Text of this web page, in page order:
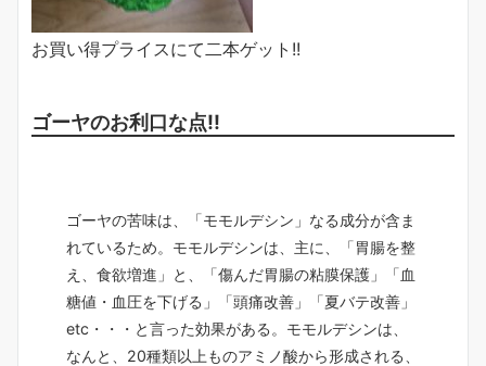
お買い得プライスにて二本ゲット!!
ゴーヤのお利口な点!!
ゴーヤの苦味は、「モモルデシン」なる成分が含ま
れているため。モモルデシンは、主に、「胃腸を整
え、食欲増進」と、「傷んだ胃腸の粘膜保護」「血
糖値・血圧を下げる」「頭痛改善」「夏バテ改善」
etc・・・と言った効果がある。モモルデシンは、
なんと、20種類以上ものアミノ酸から形成される、